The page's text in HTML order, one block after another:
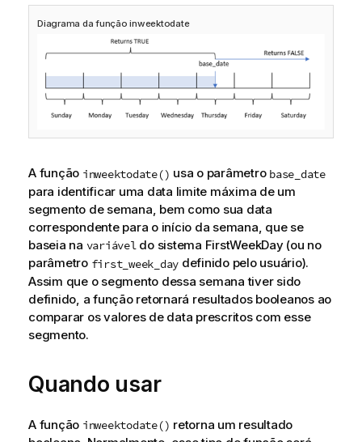
i
n
r
m
a
v
a
Diagrama da função inweektodate
A função inweektodate() usa o parâmetro base_date
para identificar uma data limite máxima de um
segmento de semana, bem como sua data
correspondente para o início da semana, que se
baseia na variável do sistema FirstWeekDay (ou no
parâmetro first_week_day definido pelo usuário).
Assim que o segmento dessa semana tiver sido
definido, a função retornará resultados booleanos ao
comparar os valores de data prescritos com esse
segmento.
Quando usar
A função inweektodate() retorna um resultado